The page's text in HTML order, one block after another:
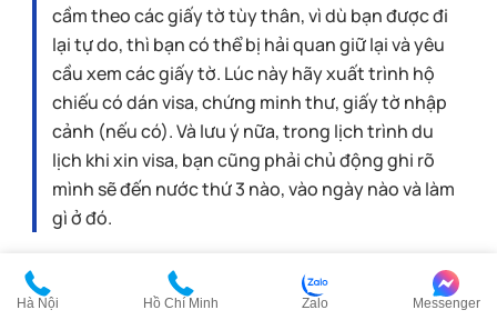
cầm theo các giấy tờ tùy thân, vì dù bạn được đi
lại tự do, thì bạn có thể bị hải quan giữ lại và yêu
cầu xem các giấy tờ. Lúc này hãy xuất trình hộ
chiếu có dán visa, chứng minh thư, giấy tờ nhập
cảnh (nếu có). Và lưu ý nữa, trong lịch trình du
lịch khi xin visa, bạn cũng phải chủ động ghi rõ
mình sẽ đến nước thứ 3 nào, vào ngày nào và làm
gì ở đó.
Mất bao lâu để có được Visa Phần Lan?
Hà Nội Hồ Chí Minh Zalo Messenger